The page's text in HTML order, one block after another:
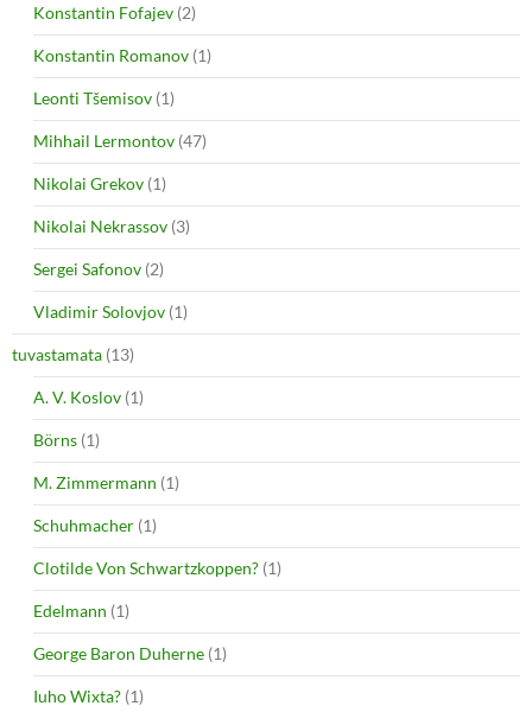
Konstantin Fofajev (2)
Konstantin Romanov (1)
Leonti Tšemisov (1)
Mihhail Lermontov (47)
Nikolai Grekov (1)
Nikolai Nekrassov (3)
Sergei Safonov (2)
Vladimir Solovjov (1)
tuvastamata (13)
A. V. Koslov (1)
Börns (1)
M. Zimmermann (1)
Schuhmacher (1)
Clotilde Von Schwartzkoppen? (1)
Edelmann (1)
George Baron Duherne (1)
Iuho Wixta? (1)